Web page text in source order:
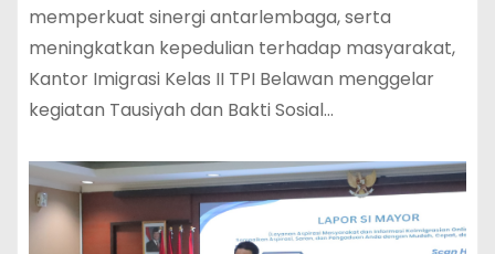
memperkuat sinergi antarlembaga, serta
meningkatkan kepedulian terhadap masyarakat,
Kantor Imigrasi Kelas II TPI Belawan menggelar
kegiatan Tausiyah dan Bakti Sosial…